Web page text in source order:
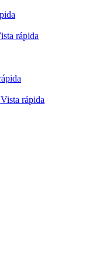
rápida
Vista rápida